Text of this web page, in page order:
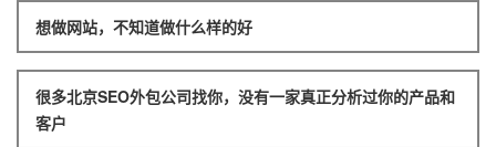
想做网站，不知道做什么样的好
很多北京SEO外包公司找你，没有一家真正分析过你的产品和
客户